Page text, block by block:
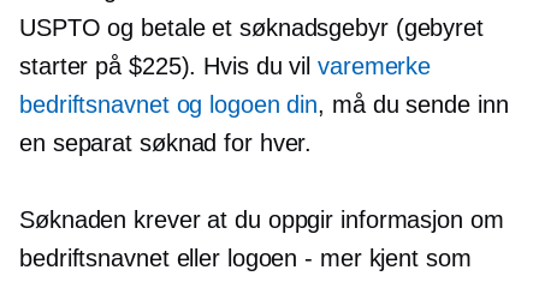
USPTO og betale et søknadsgebyr (gebyret
starter på $225). Hvis du vil varemerke
bedriftsnavnet og logoen din, må du sende inn
en separat søknad for hver.
Søknaden krever at du oppgir informasjon om
bedriftsnavnet eller logoen - mer kjent som